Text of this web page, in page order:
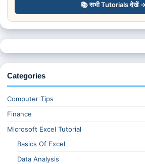
📚 सभी Tutorials देखें →
Categories
Computer Tips
Finance
Microsoft Excel Tutorial
Basics Of Excel
Data Analysis